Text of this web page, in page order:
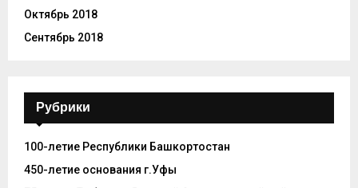
Октябрь 2018
Сентябрь 2018
Рубрики
100-летие Республики Башкортостан
450-летие основания г.Уфы